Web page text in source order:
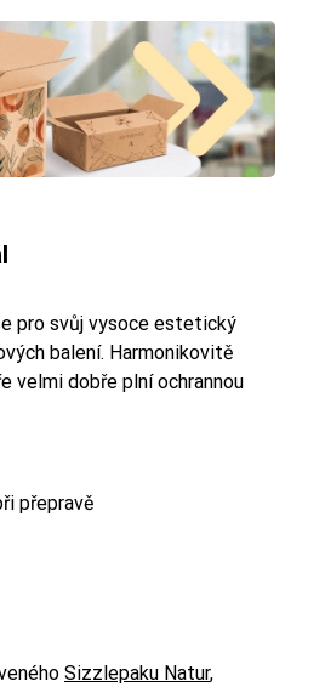
pro svůj vysoce estetický
balení. Harmonikovitě
velmi dobře plní ochrannou
přepravě
Sizzlepaku Natur,